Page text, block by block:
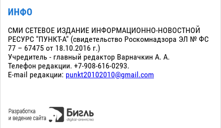
ИНФО
СМИ СЕТЕВОЕ ИЗДАНИЕ ИНФОРМАЦИОННО-НОВОСТНОЙ
РЕСУРС "ПУНКТ-А" (свидетельство Роскомнадзора ЭЛ № ФС
77 – 67475 от 18.10.2016 г.)
Учредитель - главный редактор Варначкин А. А.
Телефон редакции. +7-908-616-0293.
E-mail редакции: punkt20102010@gmail.com